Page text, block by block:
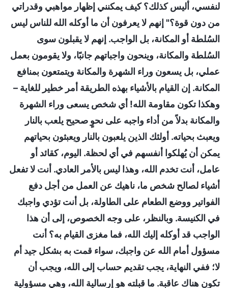
لنفسي، أليس كذلك؟ كيف يمكنني إظهار مواهبي وقدراتي
من دون قوة؟" إنهم لا يعرفون أن ما أوكله الله للناس ليس
السُلطة أو المكانة، بل الواجب. إنهم لا يقبلون سوى
السُلطة والمكانة، وينحون واجباتهم جانبًا، ولا يقومون بعمل
عملي، بل يسعون وراء الشهرة والمكانة ويتمتعون بمنافع
المكانة. إن القيام بالأشياء بهذه الطريقة أمر خطير للغاية –
وهكذا تكون مقاومة الله! أي شخص يسعى وراء الشهرة
والمكانة بدلاً من أداء واجبه على نحوٍ صحيح يلعب بالنار
ويعبث بحياته. أولئك الذين يلعبون بالنار ويعبثون بحياتهم
يمكن أن يُهلكوا أنفسهم في أي لحظة. اليوم، كقائد أو
عامل، أنت تخدم الله، وهذا ليس بالأمر العادي. أنت لا تفعل
أشياء لصالح شخص ما، ناهيك عن العمل من أجل دفع
الفواتير ووضع الطعام على الطاولة، بل أنت تؤدي واجبك
في الكنيسة. وبالنظر، على وجه الخصوص، إلى أن هذا
الواجب قد أوكله إليك الله، فما مغزى القيام به؟ أنت
مسؤول أمام الله عن واجبك، سواء قمت به بشكل جيد أم
لا؛ ففي النهاية، يجب تقديم حساب إلى الله، ويجب أن
تكون هناك عاقبة. ما قبلته هو إرسالية الله، وهي مسؤولية